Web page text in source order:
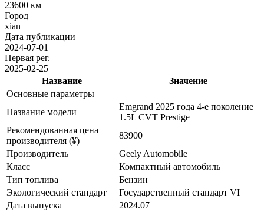
23600 км
Город
xian
Дата публикации
2024-07-01
Первая рег.
2025-02-25
Название
Значение
Основные параметры
Название модели
Emgrand 2025 года 4-е поколение
1.5L CVT Prestige
Рекомендованная цена
производителя (¥)
83900
Производитель
Geely Automobile
Класс
Компактный автомобиль
Тип топлива
Бензин
Экологический стандарт
Государственный стандарт VI
Дата выпуска
2024.07